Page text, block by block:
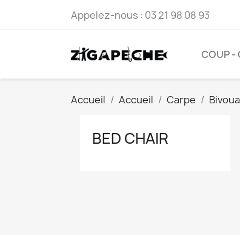
Appelez-nous : 03 21 98 08 93
COUP -
Accueil Accueil Carpe
BED CHAIR